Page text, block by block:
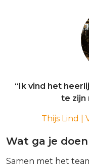
“Ik vind het
te zijn
Thijs Lind |
Wat ga je
Samen met het